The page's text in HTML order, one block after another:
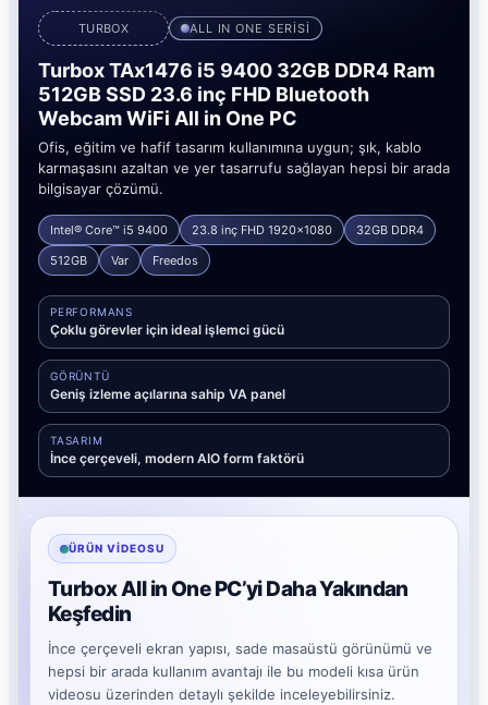
TURBOX ALL IN ONE SERİSİ
Turbox TAx1476 i5 9400 32GB DDR4 Ram
512GB SSD 23.6 inç FHD Bluetooth
Webcam WiFi All in One PC
Ofis, eğitim ve hafif tasarım kullanımına uygun; şık, kablo
karmaşasını azaltan ve yer tasarrufu sağlayan hepsi bir arada
bilgisayar çözümü.
Intel® Core™ i5 9400 23.8 inç FHD 1920x1080
32GB DDR4
512GB
Var Freedos
PERFORMANS
Çoklu görevler için ideal işlemci gücü
GÖRÜNTÜ
Geniş izleme açılarına sahip VA panel
TASARIM
İnce çerçeveli, modern AIO form faktörü
ÜRÜN VIDEOSU
Turbox All in One PC’yi Daha Yakından
Keşfedin
İnce çerçeveli ekran yapısı, sade masaüstü görünümü ve
hepsi bir arada kullanım avantajı ile bu modeli kısa ürün
videosu üzerinden detaylı şekilde inceleyebilirsiniz.